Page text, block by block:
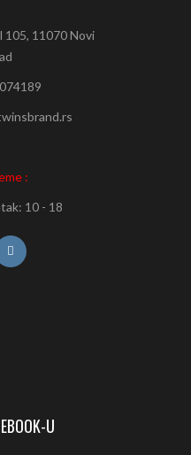
105, 11070 Novi
:
10 - 18
U